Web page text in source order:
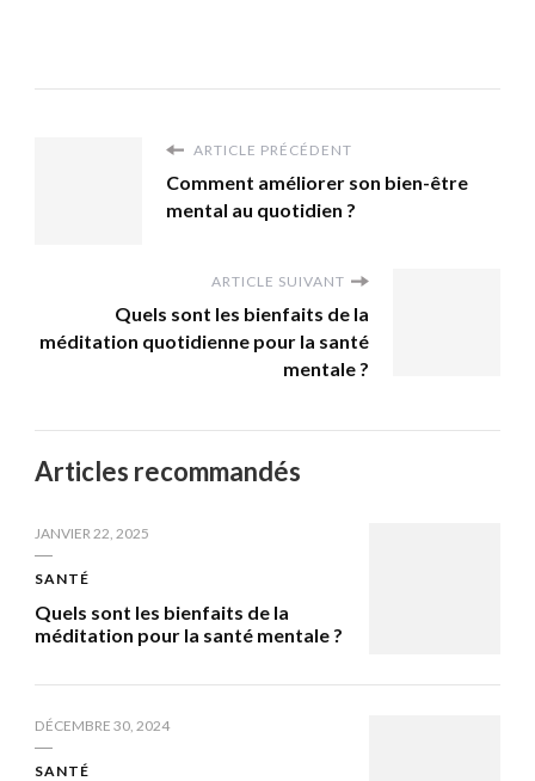
ARTICLE PRÉCÉDENT
Comment améliorer son bien-être
mental au quotidien ?
ARTICLE SUIVANT
Quels sont les bienfaits de la
méditation quotidienne pour la santé
mentale ?
Articles recommandés
JANVIER 22, 2025
SANTÉ
Quels sont les bienfaits de la
méditation pour la santé mentale ?
DÉCEMBRE 30, 2024
SANTÉ